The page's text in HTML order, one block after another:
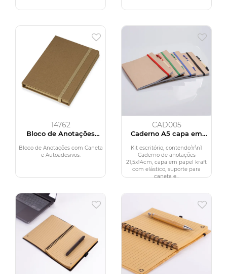
14762
Bloco de Anotações
com Caneta e
Autoadesivos
Bloco de Anotações com Caneta
e Autoadesivos.
CAD005
Caderno A5 capa em
Kit escritório, contendo:\r\n1
Caderno de anotações
21,5x14cm, capa em papel kraft
com elástico, suporte para
caneta e...